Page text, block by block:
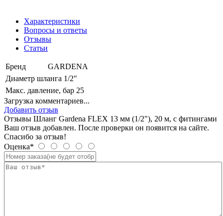
Характеристики
Вопросы и ответы
Отзывы
Статьи
Бренд
GARDENA
Диаметр шланга 1/2"
Макс. давление, бар 25
Загрузка комментариев...
Добавить отзыв
Отзывы Шланг Gardena FLEX 13 мм (1/2"), 20 м, с фитингами
Ваш отзыв добавлен. После проверки он появится на сайте.
Спасибо за отзыв!
Оценка*